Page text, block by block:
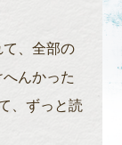
、全部の
んかった
、ずっと読